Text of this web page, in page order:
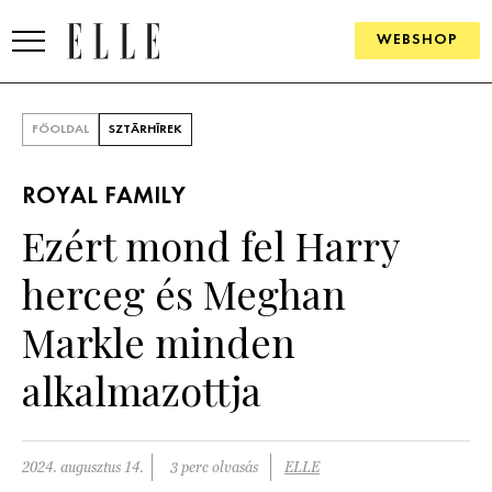
WEBSHOP
SZÉPSÉG
PSZICHÉ
PÁRKAPCSOLAT
FŐOLDAL SZTÁRHÍREK
ROYAL FAMILY
Ezért mond fel Harry
herceg és Meghan
Markle minden
alkalmazottja
2024. augusztus 14. 3 perc olvasás ELLE